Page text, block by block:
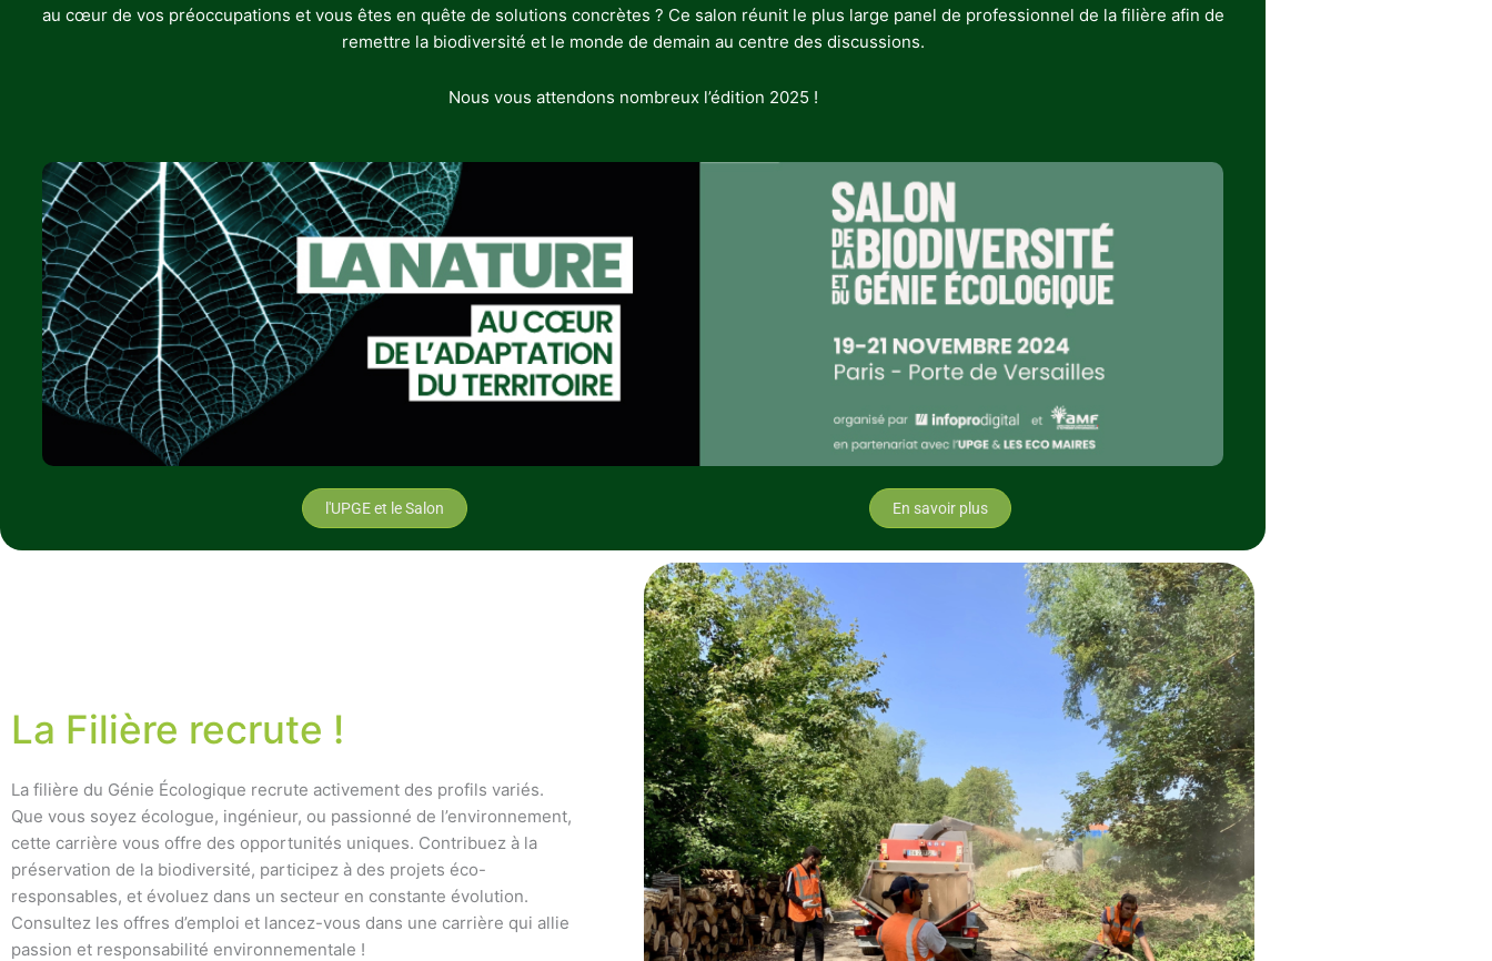
au cœur de vos préoccupations et vous êtes en quête de solutions concrètes ? Ce salon réunit le plus large panel de professionnel de la filière afin de
remettre la biodiversité et le monde de demain au centre des discussions.
Nous vous attendons nombreux l’édition 2025 !
l'UPGE et le Salon En savoir plus
La Filière recrute !
La filière du Génie Écologique recrute activement des profils variés.
Que vous soyez écologue, ingénieur, ou passionné de l’environnement,
cette carrière vous offre des opportunités uniques. Contribuez à la
préservation de la biodiversité, participez à des projets éco-
responsables, et évoluez dans un secteur en constante évolution.
Consultez les offres d’emploi et lancez-vous dans une carrière qui allie
passion et responsabilité environnementale !